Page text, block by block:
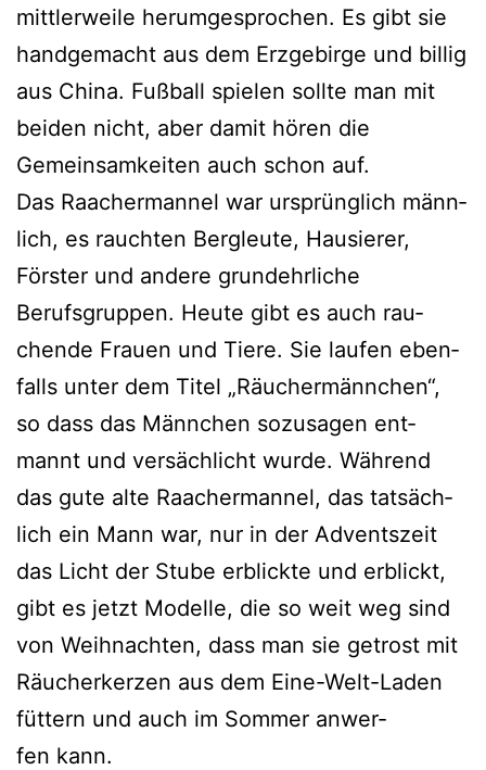
mitt­ler­wei­le her­um­ge­spro­chen. Es gibt sie
hand­ge­macht aus dem Erzgebirge und bil­lig
aus China. Fußball spie­len soll­te man mit
bei­den nicht, aber damit hören die
Gemeinsamkeiten auch schon auf.
Das Raachermannel war ursprüng­lich männ­
lich, es rauch­ten Bergleute, Hausierer,
Förster und ande­re grund­ehr­li­che
Berufsgruppen. Heute gibt es auch rau­
chen­de Frauen und Tiere. Sie lau­fen eben­
falls unter dem Titel „Räuchermännchen“,
so dass das Männchen sozu­sa­gen ent­
mannt und ver­säch­licht wur­de. Während
das gute alte Raachermannel, das tat­säch­
lich ein Mann war, nur in der Adventszeit
das Licht der Stube erblick­te und erblickt,
gibt es jetzt Modelle, die so weit weg sind
von Weihnachten, dass man sie getrost mit
Räucherkerzen aus dem Eine-Welt-Laden
füt­tern und auch im Sommer anwer­
fen kann.